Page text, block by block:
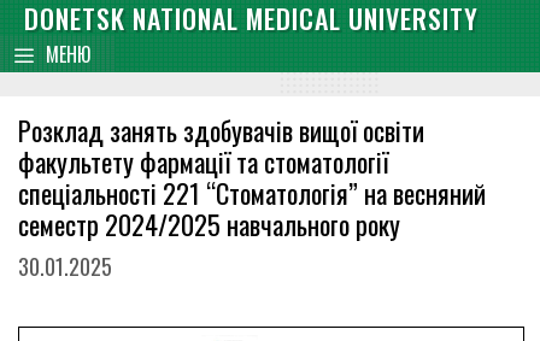
content
Skip
to
content
DONETSK NATIONAL MEDICAL UNIVERSITY
МЕНЮ
Розклад занять здобувачів вищої освіти
факультету фармації та стоматології
спеціальності 221 “Стоматологія” на весняний
семестр 2024/2025 навчального року
30.01.2025